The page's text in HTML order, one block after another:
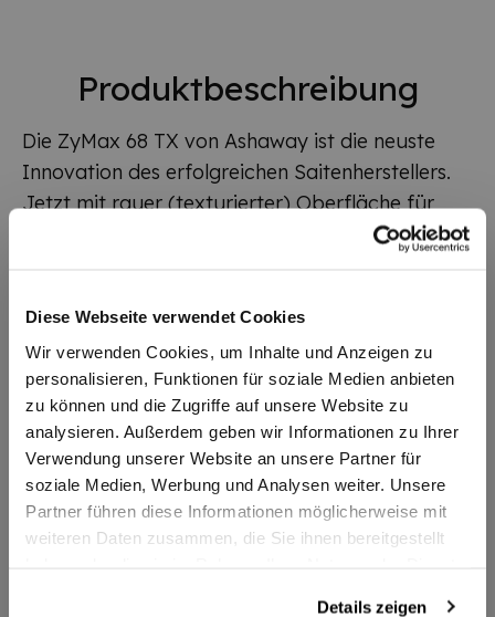
Diese Webseite verwendet Cookies
Wir verwenden Cookies, um Inhalte und Anzeigen zu
personalisieren, Funktionen für soziale Medien anbieten
zu können und die Zugriffe auf unsere Website zu
analysieren. Außerdem geben wir Informationen zu Ihrer
Verwendung unserer Website an unsere Partner für
soziale Medien, Werbung und Analysen weiter. Unsere
Partner führen diese Informationen möglicherweise mit
weiteren Daten zusammen, die Sie ihnen bereitgestellt
Details zeigen
Produktbeschreibung
Die ZyMax 68 TX von Ashaway ist die neuste
Innovation des erfolgreichen Saitenherstellers.
Jetzt mit rauer (texturierter) Oberfläche für
mehr Grip und Gefühl bei toller Kontrolle.
Eine echte Alternative zur Yonex BG-80.
Set mit 10 Metern. In weiß und gelb lieferbar.
Jetzt testen!
Zusatzinformationen
Artikelnummer
150228